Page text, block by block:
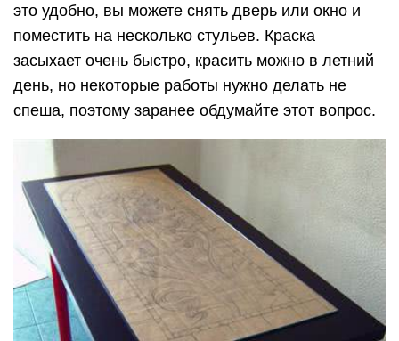
это удобно, вы можете снять дверь или окно и
поместить на несколько стульев. Краска
засыхает очень быстро, красить можно в летний
день, но некоторые работы нужно делать не
спеша, поэтому заранее обдумайте этот вопрос.